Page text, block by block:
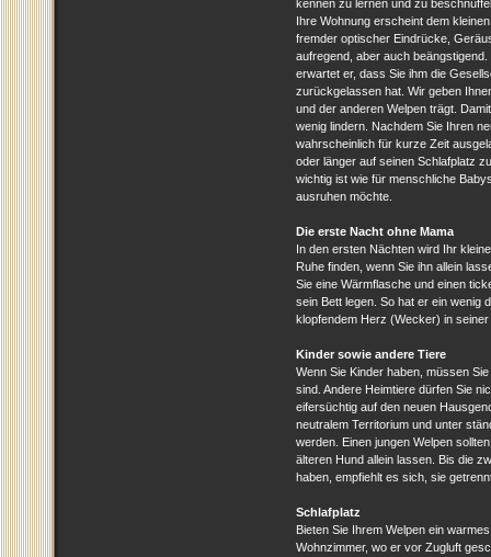
kennen zu lernen und zu
Ihre Wohnung erscheint dem
fremder optischer Eindrücke,
aufregend, aber auch
erwartet er, dass Sie ihm die
zurückgelassen hat. Wir geben
und der anderen Welpen trägt.
wenig lindern. Nachdem Sie Ihren
wahrscheinlich für kurze Zeit
oder länger auf seinen Schlafplatz
wichtig ist wie für menschliche
ausruhen möchte.
Die erste Nacht ohne Mama
In den ersten Nächten wird Ihr
Ruhe finden, wenn Sie ihn allein
Sie eine Wärmflasche und einen
sein Bett legen. So hat er ein wenig
klopfendem Herz (Wecker) in
Kinder sowie andere Tiere
Wenn Sie Kinder haben, müssen
sind. Andere Heimtiere dürfen Sie
eifersüchtig auf den neuen
neutralem Territorium und unter
werden. Einen jungen Welpen
älteren Hund allein lassen. Bis die
haben, empfiehlt es sich, sie
Schlafplatz
Bieten Sie Ihrem Welpen ein
Wohnzimmer, wo er vor Zugluft